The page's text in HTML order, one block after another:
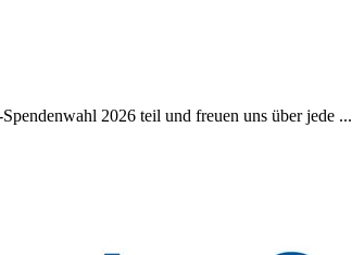
2026 teil und freuen uns über jede ...